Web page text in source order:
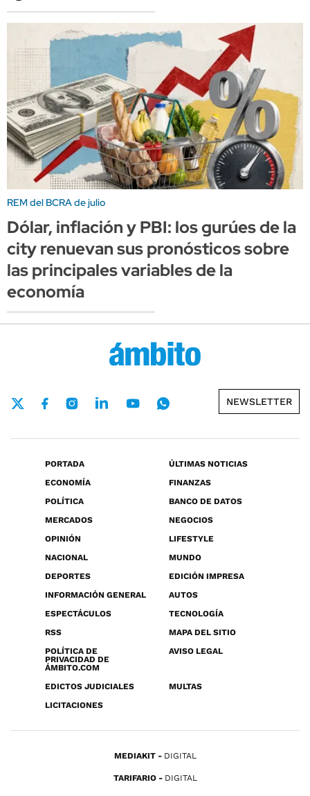
REM del BCRA de julio
Dólar, inflación y PBI: los gurúes de la
city renuevan sus pronósticos sobre
las principales variables de la
economía
NEWSLETTER
PORTADA
ÚLTIMAS NOTICIAS
ECONOMÍA
FINANZAS
POLÍTICA
BANCO DE DATOS
MERCADOS
NEGOCIOS
OPINIÓN
LIFESTYLE
NACIONAL
MUNDO
DEPORTES
EDICIÓN IMPRESA
INFORMACIÓN GENERAL
AUTOS
ESPECTÁCULOS
TECNOLOGÍA
RSS
MAPA DEL SITIO
POLÍTICA DE
PRIVACIDAD DE
ÁMBITO.COM
AVISO LEGAL
EDICTOS JUDICIALES
MULTAS
LICITACIONES
MEDIAKIT DIGITAL
TARIFARIO DIGITAL